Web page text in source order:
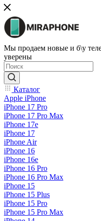
Мы продаем новые и б\у
уверены
Каталог
Apple iPhone
iPhone 17 Pro
iPhone 17 Pro Max
iPhone 17e
iPhone 17
iPhone Air
iPhone 16
iPhone 16e
iPhone 16 Pro
iPhone 16 Pro Max
iPhone 15
iPhone 15 Plus
iPhone 15 Pro
iPhone 15 Pro Max